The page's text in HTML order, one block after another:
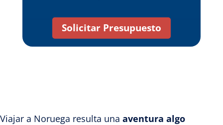
Solicitar Presupuesto
Viajar a Noruega resulta una aventura algo